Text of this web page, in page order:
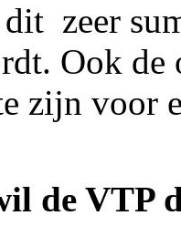
zeer
Ook
zijn voor
de VTP